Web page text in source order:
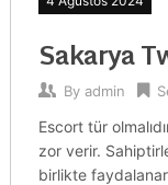
Sakarya
By admin
Escort tür
zor verir.
birlikte